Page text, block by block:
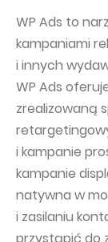
WP Ads to
kampaniami
i innych
WP Ads
zrealizowaną
i kampanie
kampanie
natywna w
i zasilaniu